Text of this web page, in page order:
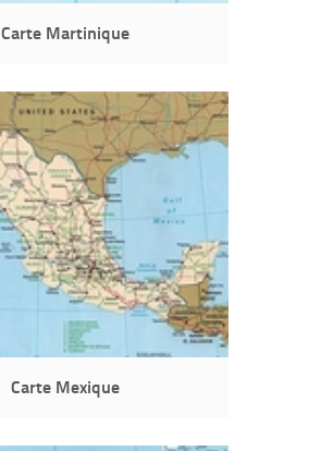
Carte Martinique
Carte Mexique